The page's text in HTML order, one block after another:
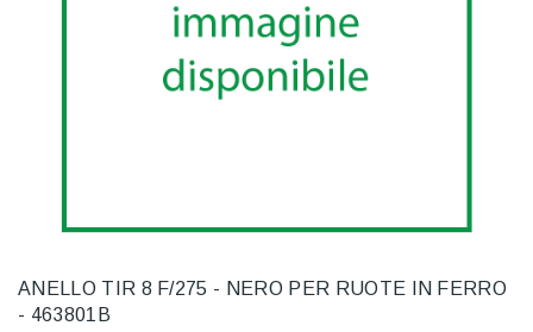
ANELLO TIR 8 F/275 - NERO PER RUOTE IN FERRO
- 463801B